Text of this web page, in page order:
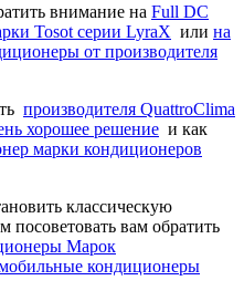
внимание на Full DC
Tosot серии LyraX или на
от производителя
производителя QuattroClima
хорошее решение и как
марки кондиционеров
классическую
вам обратить
Марок
кондиционеры